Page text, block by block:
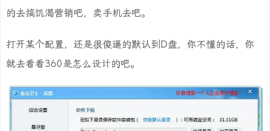
的去搞饥渴营销吧，卖手机去吧。
打开某个配置，还是很傻逼的默认到D盘，你不懂的话，你
就去看看360是怎么设计的吧。